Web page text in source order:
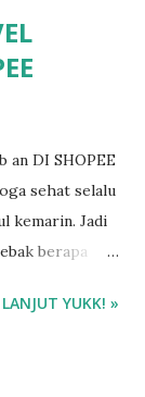
an DI SHOPEE
sehat selalu
kemarin. Jadi
berapa
LANJUT YUKK! »